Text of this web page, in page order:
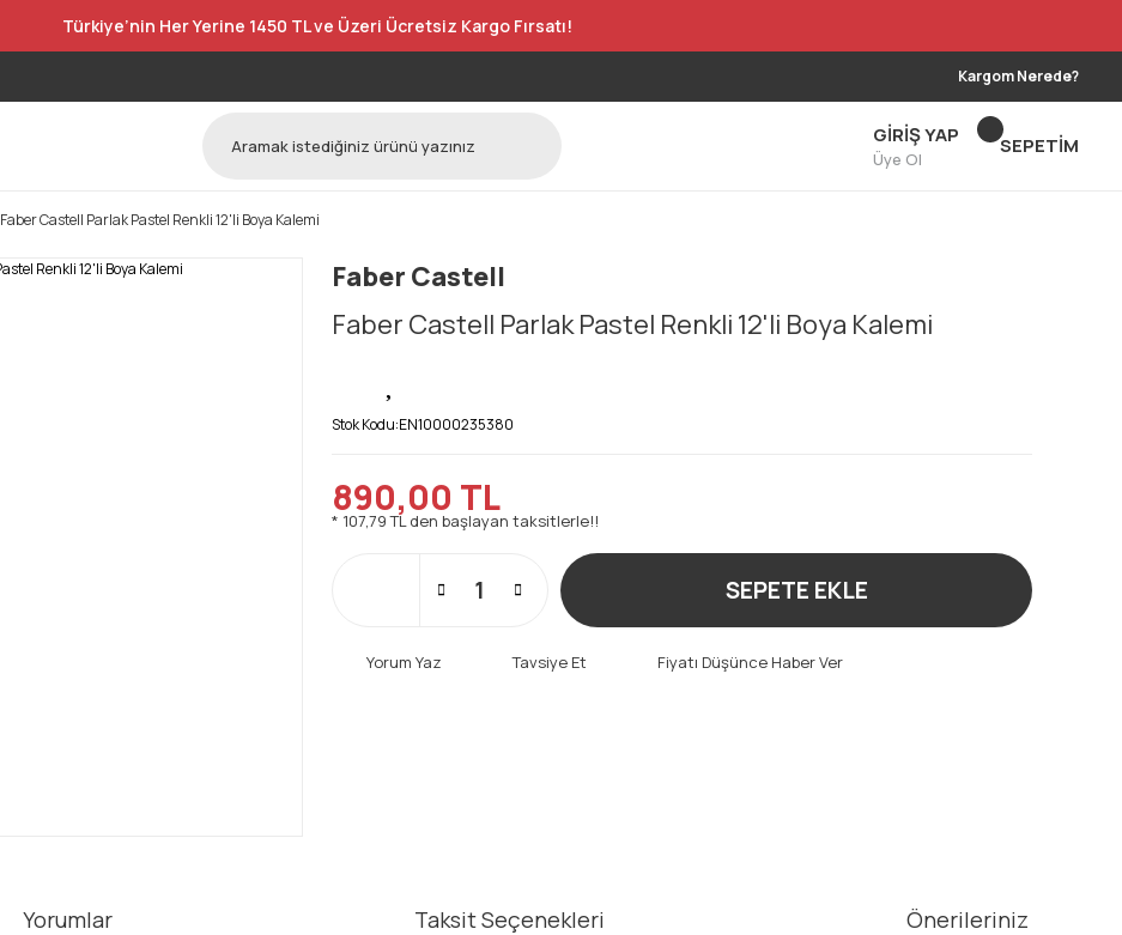
Türkiye’nin Her Yerine 1450 TL ve Üzeri Ücretsiz Kargo Fırsatı!
Kargom Nerede?
GİRİŞ YAP
Üye Ol
SEPETİM
Faber Castell Parlak Pastel Renkli 12'li Boya Kalemi
Faber Castell
Faber Castell Parlak Pastel Renkli 12'li Boya Kalemi
Stok Kodu:EN10000235380
890,00 TL
* 107,79 TL den başlayan taksitlerle!!
SEPETE EKLE
Yorum Yaz Tavsiye Et Fiyatı Düşünce Haber Ver
Yorumlar Taksit Seçenekleri Önerileriniz